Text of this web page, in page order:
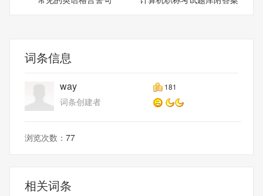
词条信息
way 181
词条创建者
浏览次数： 77
相关词条